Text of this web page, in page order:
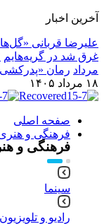
آخرین اخبار
علیرضا قربانی
غرق شد در گریه‌هایم
مرداد رمان
۱۸ مرداد ۱۴۰۵
صفحه اصلی
فرهنگی و
فرهنگی و
سینما
رادیو و تلویزیون